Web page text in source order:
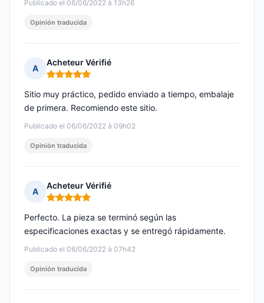
Publicado el 06/06/2022 à 13h26
Opinión traducida
A
Acheteur Vérifié
Nota: 5 de 5
Publicado el 06/06/2022 à 09h02
Sitio muy práctico, pedido enviado a tiempo, embalaje
de primera. Recomiendo este sitio.
Opinión traducida
A
Acheteur Vérifié
Nota: 5 de 5
Publicado el 06/06/2022 à 07h42
Perfecto. La pieza se terminó según las
especificaciones exactas y se entregó rápidamente.
Opinión traducida